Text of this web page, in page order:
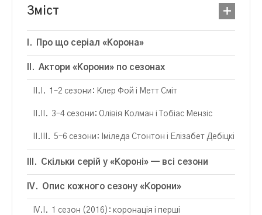
Зміст
Про що серіал «Корона»
Актори «Корони» по сезонах
1–2 сезони: Клер Фой і Метт Сміт
3–4 сезони: Олівія Колман і Тобіас Мензіс
5–6 сезони: Іміледа Стонтон і Елізабет Дебіцкі
Скільки серій у «Короні» — всі сезони
Опис кожного сезону «Корони»
1 сезон (2016): коронація і перші